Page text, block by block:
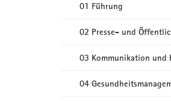
01 Führung
02 Presse- und
03 Kommunikation und
04